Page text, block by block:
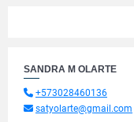
SANDRA M OLARTE
+573028460136
satyolarte@gmail.com